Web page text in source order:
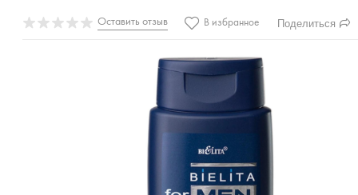
Оставить отзыв В избранное Поделиться